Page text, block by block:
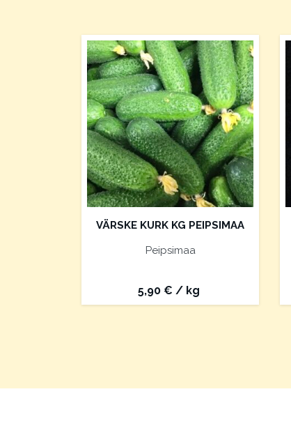
VÄRSKE KURK KG PEIPSIMAA
Peipsimaa
5,90 € / kg